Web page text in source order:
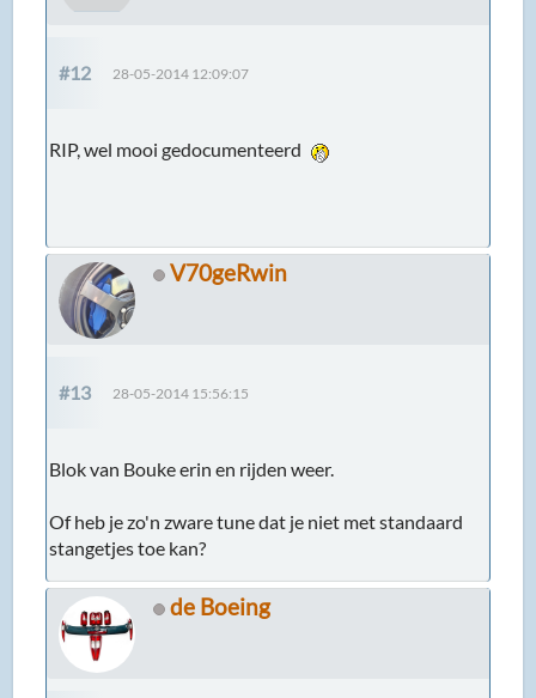
#12 28-05-2014 12:09:07
RIP, wel mooi gedocumenteerd
V70geRwin
#13 28-05-2014 15:56:15
Blok van Bouke erin en rijden weer.
Of heb je zo'n zware tune dat je niet met standaard
stangetjes toe kan?
de Boeing